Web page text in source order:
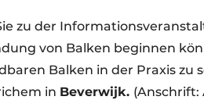
zu der
von Balken beginnen
Balken in der Praxis zu
in Beverwijk. (Anschrift: